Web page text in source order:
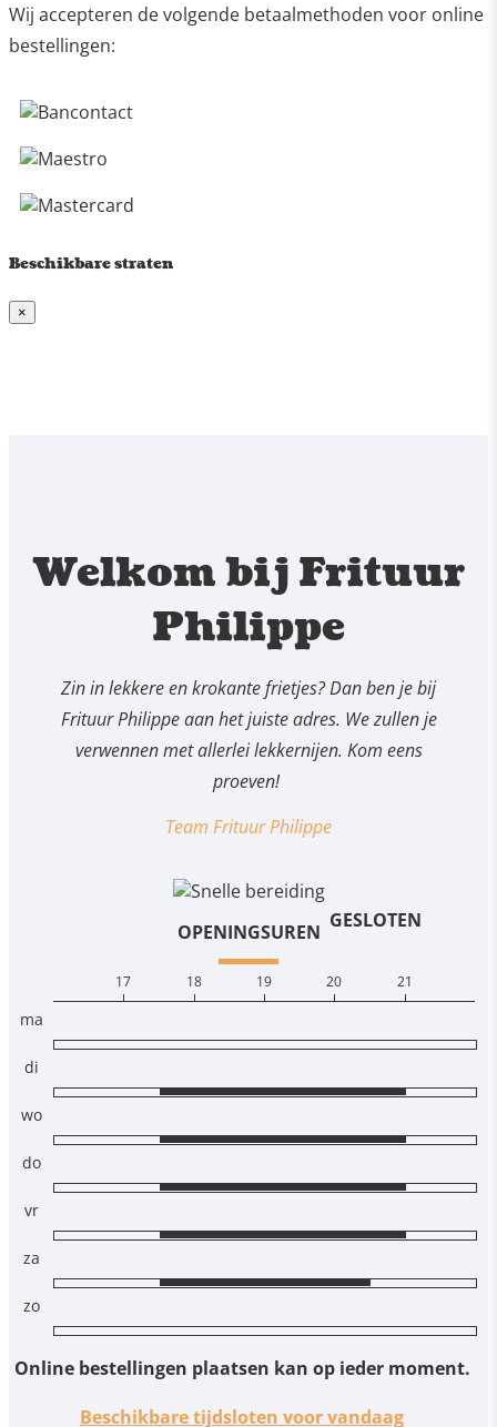
Wij accepteren de volgende betaalmethoden voor online
bestellingen:
Beschikbare straten
×
Welkom bij Frituur
Philippe
Zin in lekkere en krokante frietjes? Dan ben je bij
Frituur Philippe aan het juiste adres. We zullen je
verwennen met allerlei lekkernijen. Kom eens
proeven!
Team Frituur Philippe
OPENINGSUREN GESLOTEN
17 18 19 20 21
ma
di
wo
do
vr
za
zo
Online bestellingen plaatsen kan op ieder moment.
Beschikbare tijdsloten voor vandaag